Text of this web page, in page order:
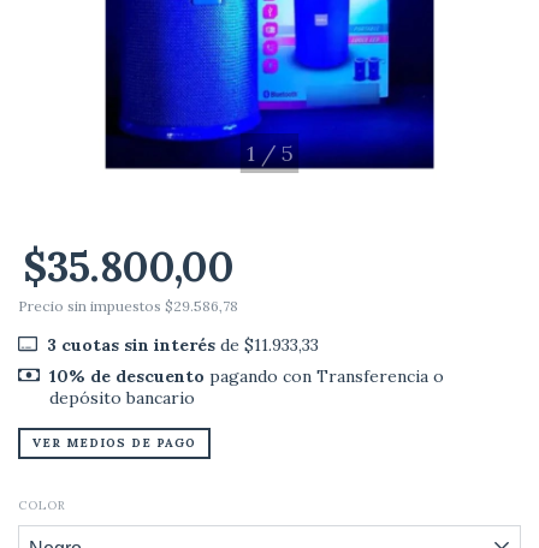
1/5
$35.800,00
Precio sin impuestos $29.586,78
3 cuotas sin interésde $11.933,33
10% de descuento pagando con Transferencia o
depósito bancario
VER MEDIOS DE PAGO
COLOR